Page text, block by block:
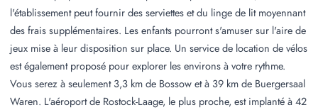
l'établissement peut fournir des serviettes et du linge de lit moyennant
des frais supplémentaires. Les enfants pourront s'amuser sur l'aire de
jeux mise à leur disposition sur place. Un service de location de vélos
est également proposé pour explorer les environs à votre rythme.
Vous serez à seulement 3,3 km de Bossow et à 39 km de Buergersaal
Waren. L'aéroport de Rostock-Laage, le plus proche, est implanté à 42